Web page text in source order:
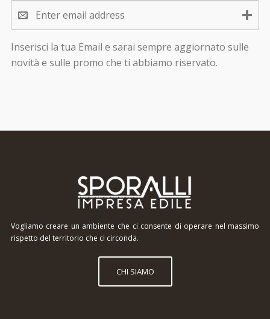
Inserisci la tua Email e sarai sempre aggiornato sulle
novità e sulle promo che ti abbiamo riservato.
Vogliamo creare un ambiente che ci consente di operare nel massimo
rispetto del territorio che ci circonda.
CHI SIAMO